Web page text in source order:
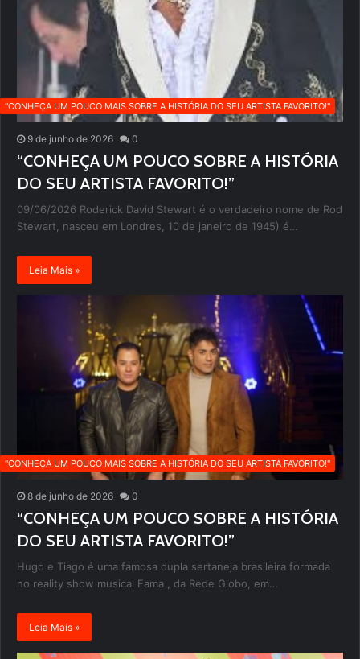
''CONHEÇA UM POUCO MAIS SOBRE A HISTÓRIA DO SEU ARTISTA FAVORITO!''
9 de junho de 2026 0
“CONHEÇA UM POUCO SOBRE A HISTÓRIA
DO SEU ARTISTA FAVORITO!”
09/06/2026 Roderick David Stewart é o verdadeiro nome de Rod
Stewart, nasceu em Londres, 10 de janeiro de 1945) é…
Leia Mais »
''CONHEÇA UM POUCO MAIS SOBRE A HISTÓRIA DO SEU ARTISTA FAVORITO!''
8 de junho de 2026 0
“CONHEÇA UM POUCO SOBRE A HISTÓRIA
DO SEU ARTISTA FAVORITO!”
Hugo e Tiago é uma famosa dupla sertaneja brasileira formada
no reality show musical Fama , da Rede Globo, em…
Leia Mais »